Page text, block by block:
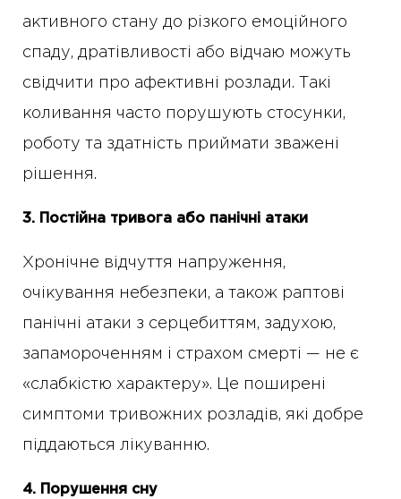
активного стану до різкого емоційного
спаду, дратівливості або відчаю можуть
свідчити про афективні розлади. Такі
коливання часто порушують стосунки,
роботу та здатність приймати зважені
рішення.
3. Постійна тривога або панічні атаки
Хронічне відчуття напруження,
очікування небезпеки, а також раптові
панічні атаки з серцебиттям, задухою,
запамороченням і страхом смерті — не є
«слабкістю характеру». Це поширені
симптоми тривожних розладів, які добре
піддаються лікуванню.
4. Порушення сну